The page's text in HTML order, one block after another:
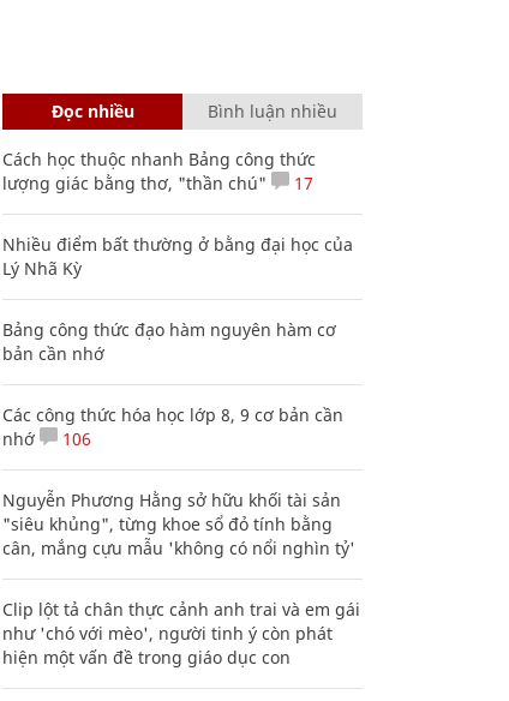
Đọc nhiều Bình luận nhiều
Cách học thuộc nhanh Bảng công thức
lượng giác bằng thơ, "thần chú"
17
Nhiều điểm bất thường ở bằng đại học của
Lý Nhã Kỳ
Bảng công thức đạo hàm nguyên hàm cơ
bản cần nhớ
Các công thức hóa học lớp 8, 9 cơ bản cần
nhớ
106
Nguyễn Phương Hằng sở hữu khối tài sản
"siêu khủng", từng khoe sổ đỏ tính bằng
cân, mắng cựu mẫu 'không có nổi nghìn tỷ'
Clip lột tả chân thực cảnh anh trai và em gái
như 'chó với mèo', người tinh ý còn phát
hiện một vấn đề trong giáo dục con